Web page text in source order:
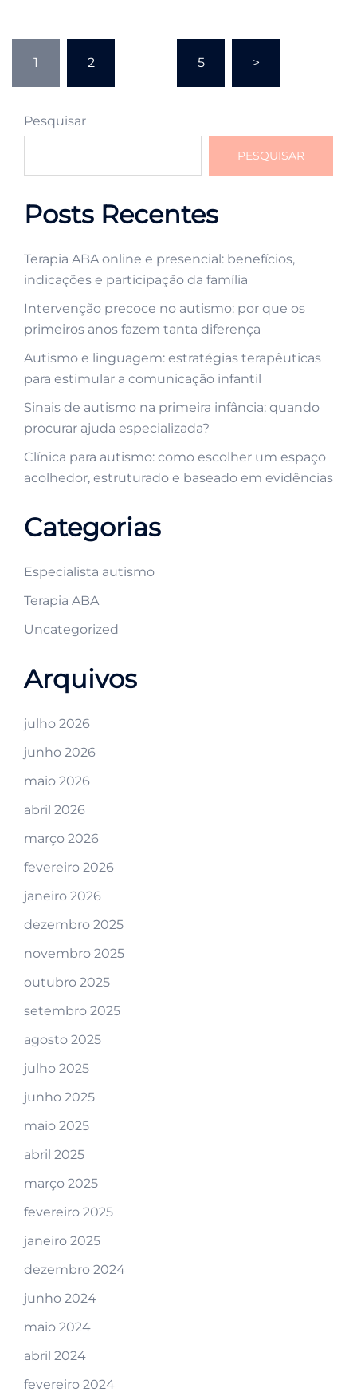
por
posts
1 2 5 >
Pesquisar
PESQUISAR
Posts Recentes
Terapia ABA online e presencial: benefícios,
indicações e participação da família
Intervenção precoce no autismo: por que os
primeiros anos fazem tanta diferença
Autismo e linguagem: estratégias terapêuticas
para estimular a comunicação infantil
Sinais de autismo na primeira infância: quando
procurar ajuda especializada?
Clínica para autismo: como escolher um espaço
acolhedor, estruturado e baseado em evidências
Categorias
Especialista autismo
Terapia ABA
Uncategorized
Arquivos
julho 2026
junho 2026
maio 2026
abril 2026
março 2026
fevereiro 2026
janeiro 2026
dezembro 2025
novembro 2025
outubro 2025
setembro 2025
agosto 2025
julho 2025
junho 2025
maio 2025
abril 2025
março 2025
fevereiro 2025
janeiro 2025
dezembro 2024
junho 2024
maio 2024
abril 2024
fevereiro 2024